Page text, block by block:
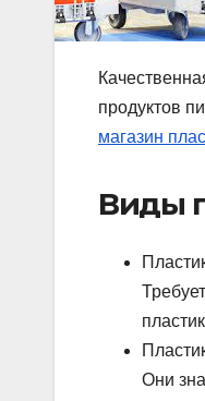
продуктов
магазин
Виды
Они